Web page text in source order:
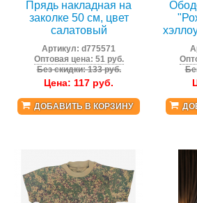
Прядь накладная на
заколке 50 см, цвет
салатовый
Артикул:d775571
Оптовая цена: 51 руб.
Без скидки: 133 руб.
Цена: 117 руб.
ДОБАВИТЬ В КОРЗИНУ